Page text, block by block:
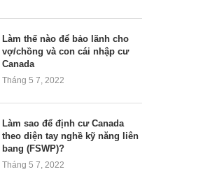
Làm thế nào để bảo lãnh cho
vợ/chồng và con cái nhập cư
Canada
Tháng 5 7, 2022
Làm sao để định cư Canada
theo diện tay nghề kỹ năng liên
bang (FSWP)?
Tháng 5 7, 2022